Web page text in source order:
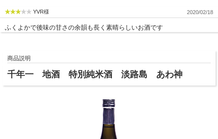
YVR様 2020/02/18
ふくよかで後味の甘さの余韻も長く素晴らしいお酒です
商品説明
千年一 地酒 特別純米酒 淡路島 あわ神